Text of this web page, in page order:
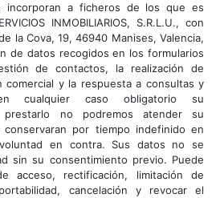
incorporan a ficheros de los que es
INMOBILIARIOS, S.R.L.U., con
la Cova, 19, 46940 Manises, Valencia,
de datos recogidos en los formularios
de contactos, la realización de
comercial y la respuesta a consultas y
cualquier caso obligatorio su
no podremos atender su
por tiempo indefinido en
en contra. Sus datos no se
sin su consentimiento previo. Puede
acceso, rectificación, limitación de
cancelación y revocar el